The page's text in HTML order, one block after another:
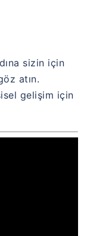
sizin için
atın.
gelişim için